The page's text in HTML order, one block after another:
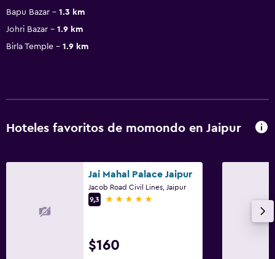
Bapu Bazar
1.3 km
Johri Bazar
1.9 km
Birla Temple
1.9 km
Hoteles favoritos de momondo en Jaipur
Jai Mahal Palace Jaipur
Jacob Road Civil Lines, Jaipur
9,3
5 estrellas
$160